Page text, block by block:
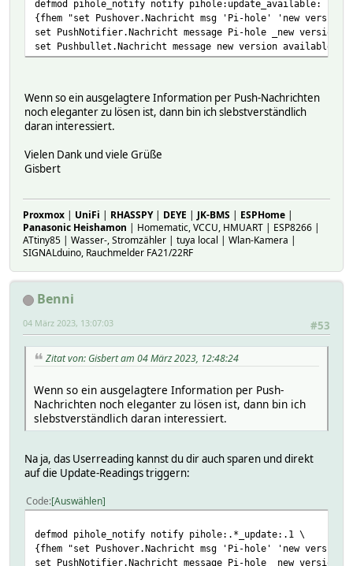
defmod pihole_notify notify pihole:update_available: 1 \
{fhem "set Pushover.Nachricht msg 'Pi-hole' 'new
set PushNotifier.Nachricht message Pi-hole _new
set Pushbullet.Nachricht message new version
Wenn so ein ausgelagtere Information per Push-Nachrichten
noch eleganter zu lösen ist, dann bin ich slebstverständlich
daran interessiert.
Vielen Dank und viele Grüße
Gisbert
Proxmox | UniFi | RHASSPY| DEYE | JK-BMS | ESPHome |
Panasonic Heishamon | Homematic, VCCU, HMUART | ESP8266 |
ATtiny85 | Wasser-, Stromzähler | tuya local | Wlan-Kamera |
SIGNALduino, Rauchmelder FA21/22RF
Benni
#53
04 März 2023, 13:07:03
Zitat von: Gisbert am 04 März 2023, 12:48:24
Wenn so ein ausgelagtere Information per Push-
Nachrichten noch eleganter zu lösen ist, dann bin ich
slebstverständlich daran interessiert.
Na ja, das Userreading kannst du dir auch sparen und direkt
auf die Update-Readings triggern:
Code Auswählen
defmod pihole_notify notify pihole:.*_update:.1 \
{fhem "set Pushover.Nachricht msg 'Pi-hole' 'new
set PushNotifier.Nachricht message Pi-hole _new